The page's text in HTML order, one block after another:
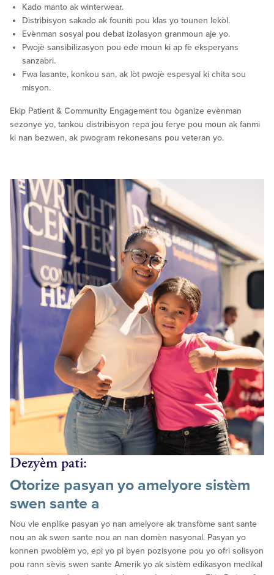
Kado manto ak winterwear.
Distribisyon sakado ak founiti pou klas yo tounen lekòl.
Evènman sosyal pou debat izolasyon granmoun aje yo.
Pwojè sansibilizasyon pou ede moun ki ap fè eksperyans
sanzabri.
Fwa lasante, konkou san, ak lòt pwojè espesyal ki chita sou
misyon.
Ekip Patient & Community Engagement tou òganize evènman
sezonye yo, tankou distribisyon repa jou ferye pou moun ak fanmi
ki nan bezwen, ak pwogram rekonesans pou veteran yo.
Dezyèm pati:
Otorize pasyan yo amelyore sistèm
swen sante a
Nou vle enplike pasyan yo nan amelyore ak transfòme sant sante
nou an ak swen sante nou an nan domèn nasyonal. Pasyan yo
konnen pwoblèm yo, epi yo pi byen pozisyone pou yo ofri solisyon
pou rann sèvis swen sante Amerik yo ak sistèm edikasyon medikal